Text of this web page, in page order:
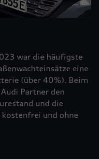
war die häufigste
eine
(über 40%). Beim
Partner den
und die
und ohne